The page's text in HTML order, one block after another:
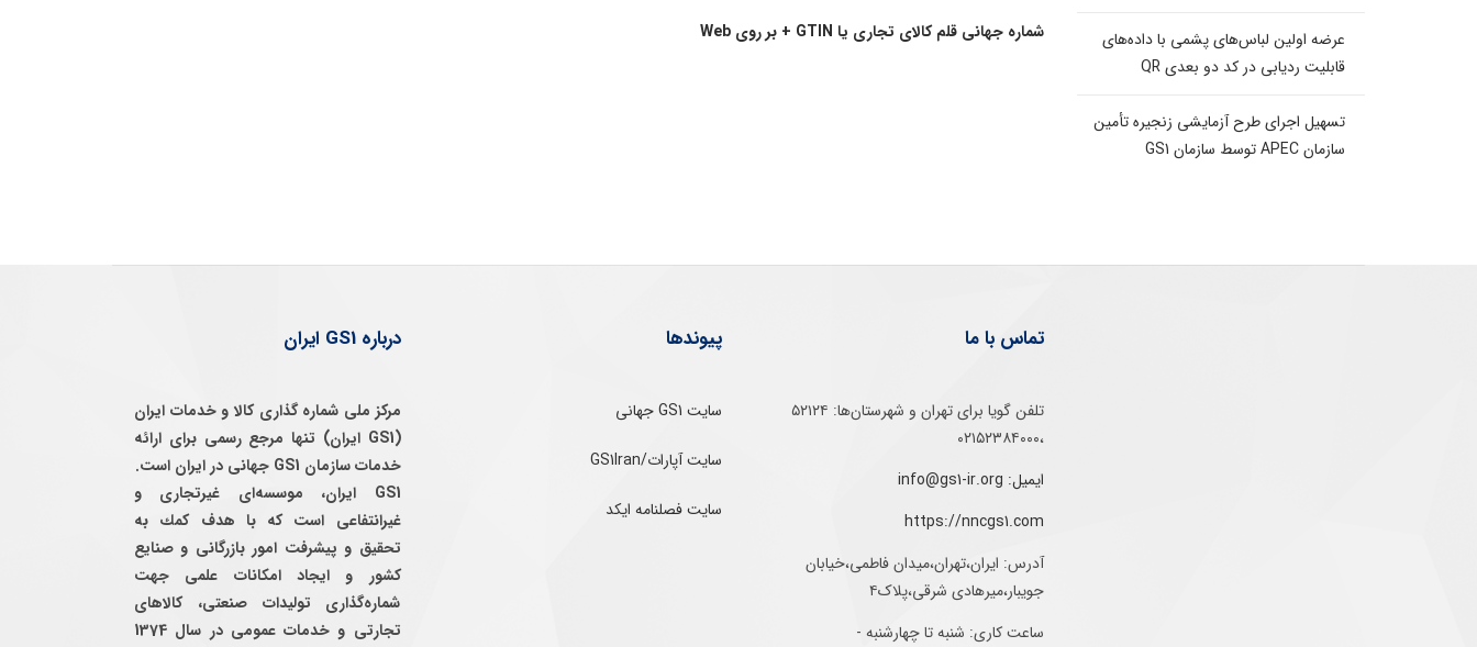
شماره جهانی قلم كالای تجاری يا GTIN + بر روی Web
عرضه اولین لباس‌های پشمی با داده‌های
قابلیت ردیابی در کد دو بعدی QR
تسهیل اجرای طرح آزمایشی زنجیره تأمین
سازمان APEC توسط سازمان GS1
درباره GS1 ایران
مرکز ملی شماره گذاری کالا و خدمات ایران
(GS1 ایران) تنها مرجع رسمی برای ارائه
خدمات سازمان GS1 جهانی در ایران است.
GS1 ایران، موسسه‌ای غيرتجاری و
غيرانتفاعی است كه با هدف كمك به
تحقيق و پيشرفت امور بازرگانی و صنايع
كشور و ايجاد امكانات علمی جهت
شماره‌گذاری توليدات صنعتی، كالاهای
تجارتی و خدمات عمومی در سال 1374
پیوندها
سایت GS1 جهانی
سایت آپارات/GS1Iran
سایت فصلنامه ایکد
تماس با ما
تلفن‌ گویا برای‌ تهران‌‌ و‌ شهرستان‌ها:‌ ۵۲۱۲۴
،۰۲۱۵۲۳۸۴۰۰۰
ایمیل: info@gs1-ir.org
https://nncgs1.com
آدرس: ایران،تهران،میدان فاطمی،خیابان
جویبار،میرهادی شرقی،پلاک۴
ساعت کاری: شنبه تا چهارشنبه -